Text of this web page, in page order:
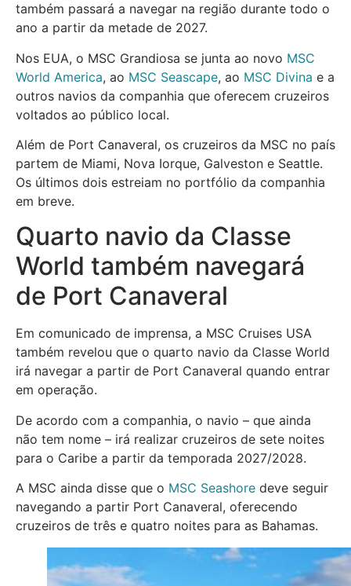
também passará a navegar na região durante todo o
ano a partir da metade de 2027.
Nos EUA, o MSC Grandiosa se junta ao novo MSC
World America, ao MSC Seascape, ao MSC Divina e a
outros navios da companhia que oferecem cruzeiros
voltados ao público local.
Além de Port Canaveral, os cruzeiros da MSC no país
partem de Miami, Nova Iorque, Galveston e Seattle.
Os últimos dois estreiam no portfólio da companhia
em breve.
Quarto navio da Classe
World também navegará
de Port Canaveral
Em comunicado de imprensa, a MSC Cruises USA
também revelou que o quarto navio da Classe World
irá navegar a partir de Port Canaveral quando entrar
em operação.
De acordo com a companhia, o navio – que ainda
não tem nome – irá realizar cruzeiros de sete noites
para o Caribe a partir da temporada 2027/2028.
A MSC ainda disse que o MSC Seashore deve seguir
navegando a partir Port Canaveral, oferecendo
cruzeiros de três e quatro noites para as Bahamas.